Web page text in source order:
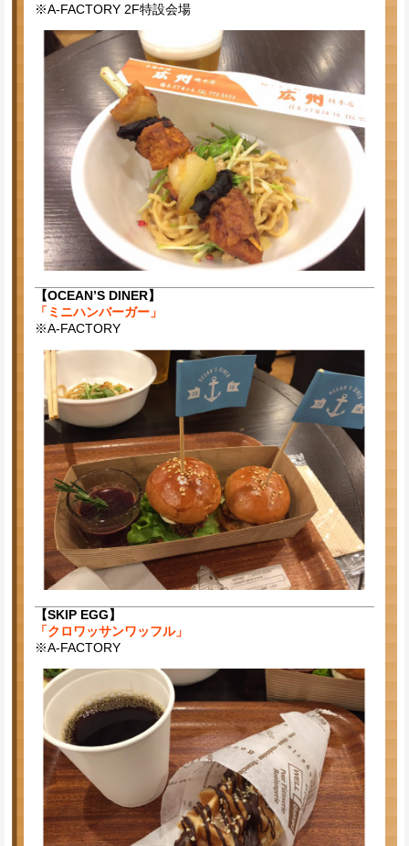
※A-FACTORY 2F特設会場
【OCEAN’S DINER】
「ミニハンバーガー」
※A-FACTORY
【SKIP EGG】
「クロワッサンワッフル」
※A-FACTORY